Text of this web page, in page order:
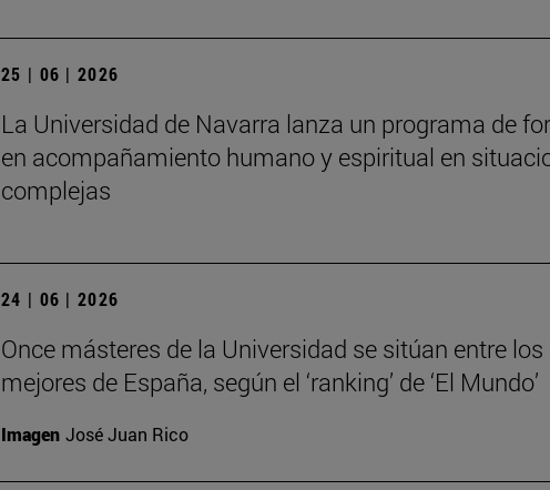
25 | 06 | 2026
La Universidad de Navarra lanza un programa de
en acompañamiento humano y espiritual en
complejas
24 | 06 | 2026
Once másteres de la Universidad se sitúan entre los
mejores de España, según el ‘ranking’ de ‘El Mundo’
Imagen José Juan Rico